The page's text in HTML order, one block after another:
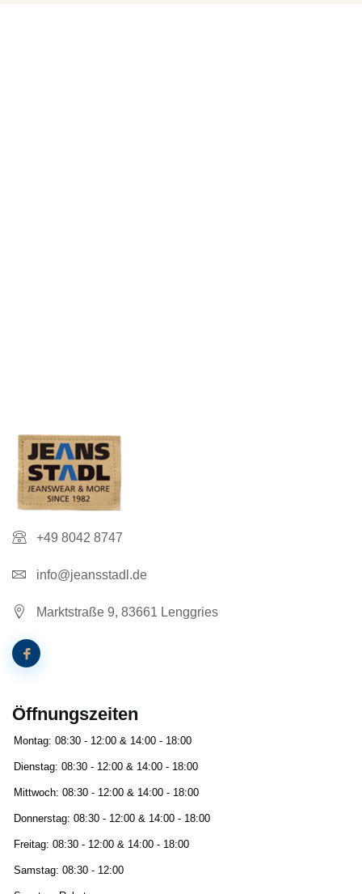
+49 8042 8747
info@jeansstadl.de
Marktstraße 9, 83661 Lenggries
Öffnungszeiten
Montag: 08:30 - 12:00 & 14:00 - 18:00
Dienstag: 08:30 - 12:00 & 14:00 - 18:00
Mittwoch: 08:30 - 12:00 & 14:00 - 18:00
Donnerstag: 08:30 - 12:00 & 14:00 - 18:00
Freitag: 08:30 - 12:00 & 14:00 - 18:00
Samstag: 08:30 - 12:00